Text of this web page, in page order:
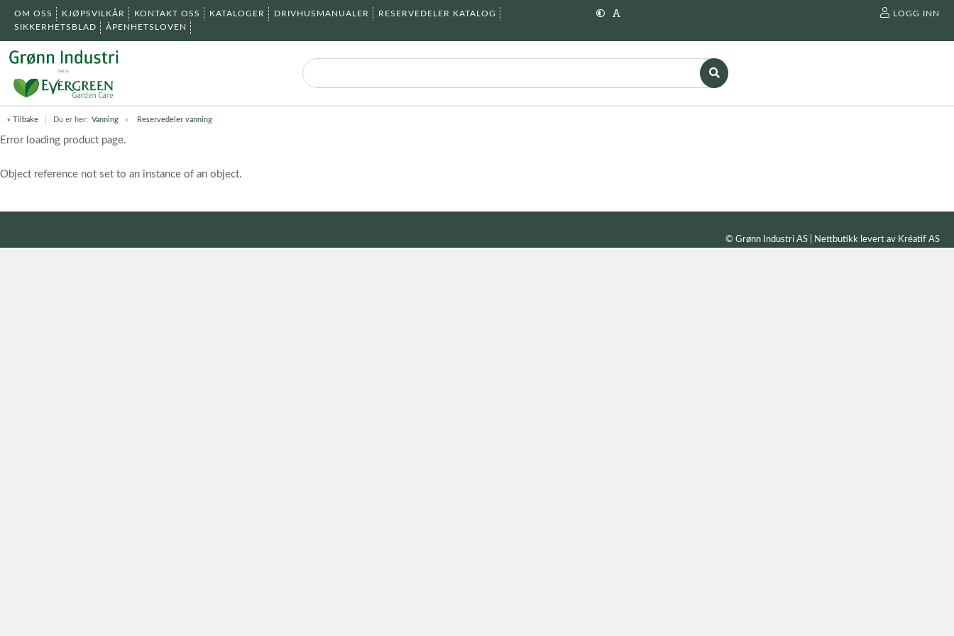
OM OSS KJØPSVILKÅR KONTAKT OSS KATALOGER DRIVHUSMANUALER
RESERVEDELER KATALOG
SIKKERHETSBLAD
ÅPENHETSLOVEN
LOGG INN
« Tilbake Du er her: Vanning Reservedeler vanning
Error loading product page.
Object reference not set to an instance of an object.
© Grønn Industri AS | Nettbutikk levert av Kréatif AS